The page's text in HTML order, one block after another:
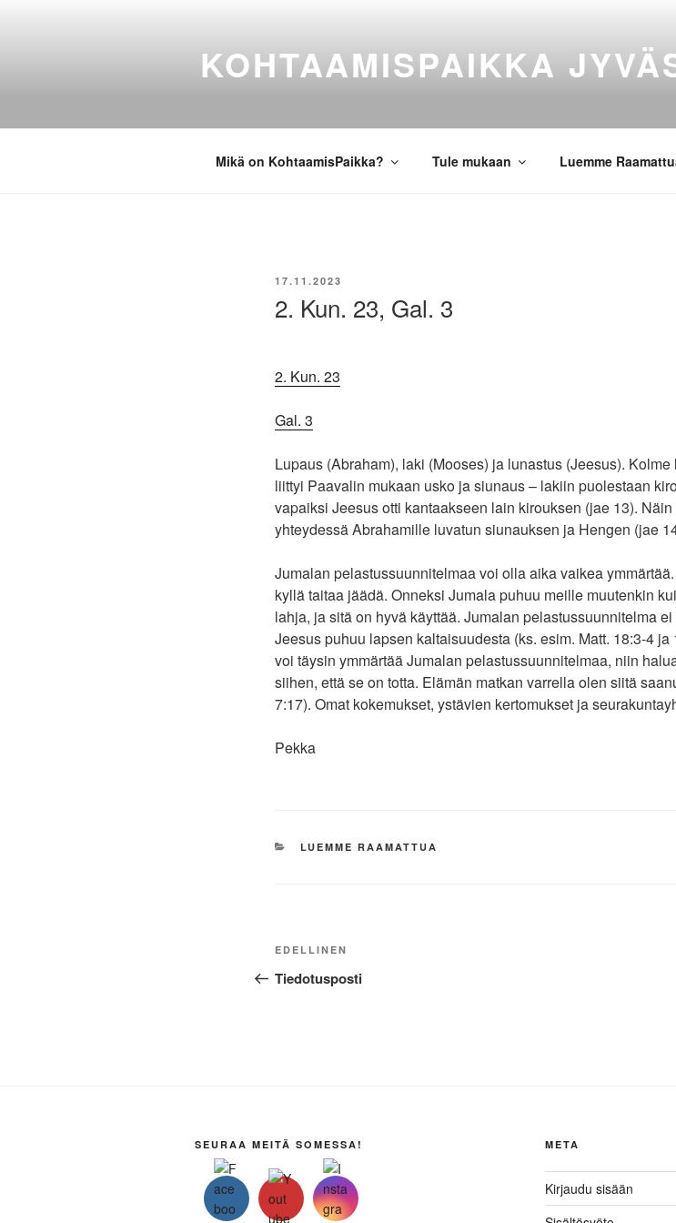
KOHTAAMISPAIKKA
Mikä on KohtaamisPaikka? Tule mukaan Luemme
JULKAISTU
17.11.2023
2. Kun. 23, Gal. 3
2. Kun. 23
Gal. 3
Lupaus (Abraham), laki (Mooses) ja lunastus (Jeesus).
liittyi Paavalin mukaan usko ja siunaus – lakiin puolestaan
vapaiksi Jeesus otti kantaakseen lain kirouksen (jae 13).
yhteydessä Abrahamille luvatun siunauksen ja Hengen (jae
Jumalan pelastussuunnitelmaa voi olla aika vaikea
kyllä taitaa jäädä. Onneksi Jumala puhuu meille muutenkin
lahja, ja sitä on hyvä käyttää. Jumalan pelastussuunnitelma
Jeesus puhuu lapsen kaltaisuudesta (ks. esim. Matt. 18:3-4
voi täysin ymmärtää Jumalan pelastussuunnitelmaa, niin
siihen, että se on totta. Elämän matkan varrella olen siitä
7:17). Omat kokemukset, ystävien kertomukset ja
Pekka
KATEGORIAT
LUEMME RAAMATTUA
Artikkelien
selaus
Edellinen
artikkeli
EDELLINEN
Tiedotusposti
SEURAA MEITÄ SOMESSA! META
Kirjaudu sisään